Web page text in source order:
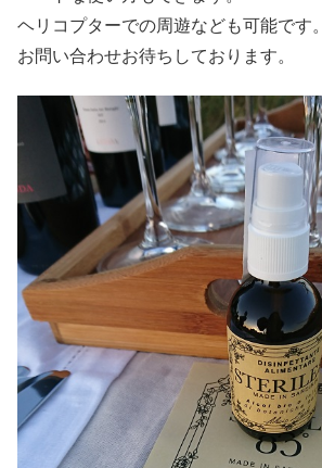
ヘリコプターでの周遊なども可能です。
お問い合わせお待ちしております。